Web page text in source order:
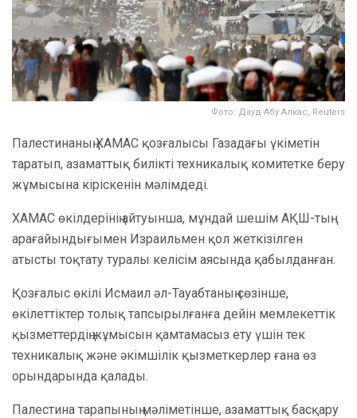
Фото: Дауд Абу Алкас, Reuters
Палестинаның ХАМАС қозғалысы Газадағы үкіметін
таратып, азаматтық билікті техникалық комитетке беру
жұмысына кіріскенін мәлімдеді.
ХАМАС өкілдерінің айтуынша, мұндай шешім АҚШ-тың
арағайындығымен Израильмен қол жеткізілген
атысты тоқтату туралы келісім аясында қабылданған.
Қозғалыс өкілі Исмаил әл-Тауабтаның сөзінше,
өкілеттіктер толық тапсырылғанға дейін мемлекеттік
қызметтердің жұмысын қамтамасыз ету үшін тек
техникалық және әкімшілік қызметкерлер ғана өз
орындарында қалады.
Палестина тарапының мәліметінше, азаматтық басқару